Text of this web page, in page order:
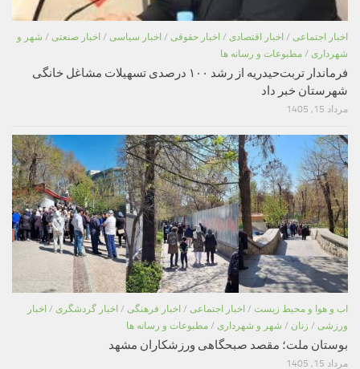
اخبار اجتماعی / اخبار اقتصادی / اخبار حقوقی / اخبار سیاسی / اخبار صنعتی / شهر و
شهرداری / مطبوعات و رسانه ها
فرماندار تربت‌حیدریه از رشد ۱۰۰ درصدی تسهیلات مشاغل خانگی
شهرستان خبر داد
مرداد 15, 1405
اب و هوا و محیط زیست / اخبار اجتماعی / اخبار فرهنگی / اخبار گردشگری / اخبار
ورزشی / زنان / شهر و شهرداری / مطبوعات و رسانه ها
بوستان ملت؛ مقصد صبحگاهی ورزشکاران مشهد
مرداد 15, 1405